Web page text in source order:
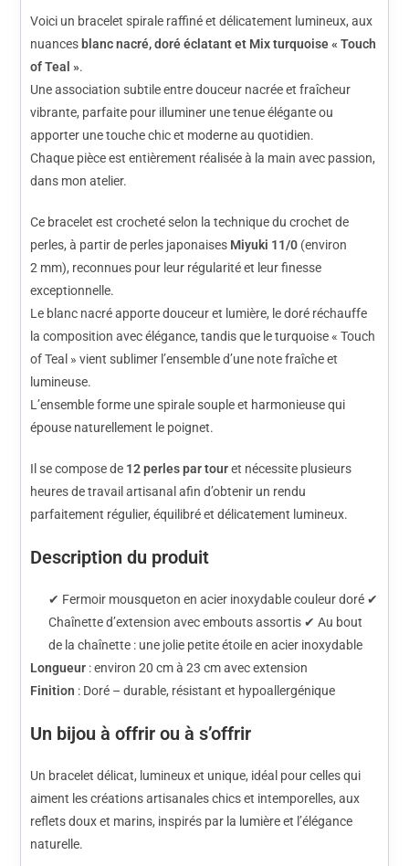
Voici un bracelet spirale raffiné et délicatement lumineux, aux
nuances blanc nacré, doré éclatant et Mix turquoise « Touch
of Teal ».
Une association subtile entre douceur nacrée et fraîcheur
vibrante, parfaite pour illuminer une tenue élégante ou
apporter une touche chic et moderne au quotidien.
Chaque pièce est entièrement réalisée à la main avec passion,
dans mon atelier.
Ce bracelet est crocheté selon la technique du crochet de
perles, à partir de perles japonaises Miyuki 11/0 (environ
2 mm), reconnues pour leur régularité et leur finesse
exceptionnelle.
Le blanc nacré apporte douceur et lumière, le doré réchauffe
la composition avec élégance, tandis que le turquoise « Touch
of Teal » vient sublimer l’ensemble d’une note fraîche et
lumineuse.
L’ensemble forme une spirale souple et harmonieuse qui
épouse naturellement le poignet.
Il se compose de 12 perles par touret nécessite plusieurs
heures de travail artisanal afin d’obtenir un rendu
parfaitement régulier, équilibré et délicatement lumineux.
Description du produit
✔ Fermoir mousqueton en acier inoxydable couleur doré ✔
Chaînette d’extension avec embouts assortis ✔ Au bout
de la chaînette : une jolie petite étoile en acier inoxydable
Longueur : environ 20 cm à 23 cm avec extension
Finition : Doré – durable, résistant et hypoallergénique
Un bijou à offrir ou à s’offrir
Un bracelet délicat, lumineux et unique, idéal pour celles qui
aiment les créations artisanales chics et intemporelles, aux
reflets doux et marins, inspirés par la lumière et l’élégance
naturelle.